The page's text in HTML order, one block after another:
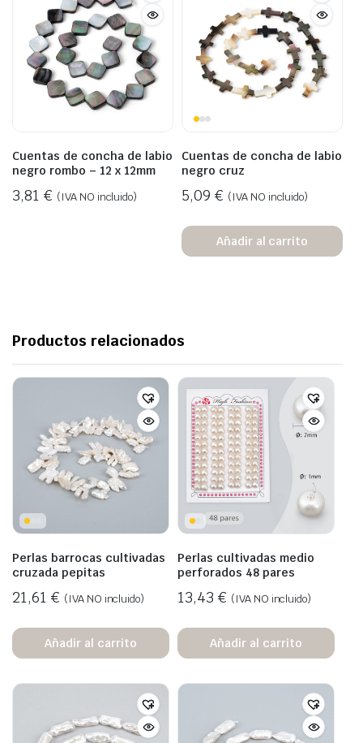
Cuentas de concha de labio
negro rombo – 12 x 12mm
3,81 € (IVA NO incluido)
Cuentas de concha de labio
negro cruz
5,09 € (IVA NO incluido)
Añadir al carrito
Productos relacionados
Perlas barrocas cultivadas
cruzada pepitas
21,61 € (IVA NO incluido)
Añadir al carrito
Perlas cultivadas medio
perforados 48 pares
13,43 € (IVA NO incluido)
Añadir al carrito